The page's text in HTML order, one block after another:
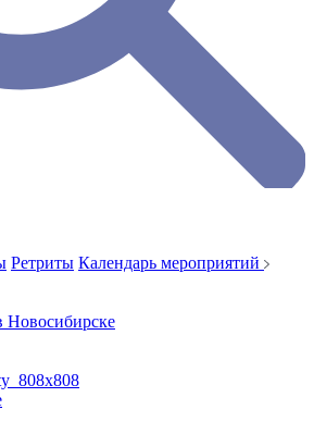
Ретриты Календарь мероприятий
Новосибирске